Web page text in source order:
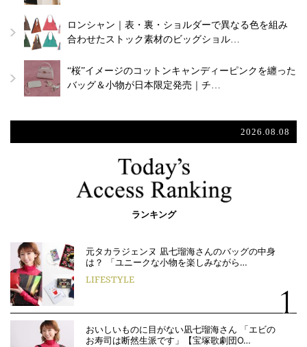
ロンシャン｜表・裏・ショルダーで異なる色を組み
合わせたストック素材のビッグショル…
“桜”イメージのコットンキャンディーピンクを纏った
バッグ＆小物が日本限定発売｜チ…
2026.08.08
ランキング
元タカラジェンヌ 凪七瑠海さんのバッグの中身
は？ 「ユニークな小物を楽しみながら…
LIFESTYLE
おいしいものに目がない凪七瑠海さん 「エビの
お寿司は断然生派です」【宝塚歌劇団O…